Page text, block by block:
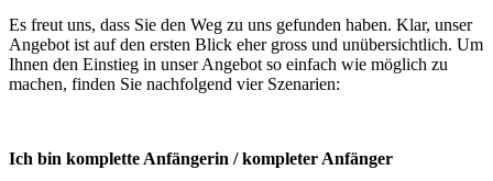
Es freut uns, dass Sie den Weg zu uns gefunden haben. Klar, unser
Angebot ist auf den ersten Blick eher gross und unübersichtlich. Um
Ihnen den Einstieg in unser Angebot so einfach wie möglich zu
machen, finden Sie nachfolgend vier Szenarien:
Ich bin komplette Anfängerin / kompleter Anfänger